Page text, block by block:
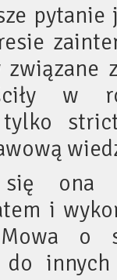
w
ona
i
Mowa o
do